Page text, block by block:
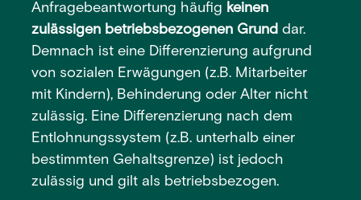
Anfragebeantwortung häufig keinen
zulässigen betriebsbezogenen Grund dar.
Demnach ist eine Differenzierung aufgrund
von sozialen Erwägungen (z.B. Mitarbeiter
mit Kindern), Behinderung oder Alter nicht
zulässig. Eine Differenzierung nach dem
Entlohnungssystem (z.B. unterhalb einer
bestimmten Gehaltsgrenze) ist jedoch
zulässig und gilt als betriebsbezogen.